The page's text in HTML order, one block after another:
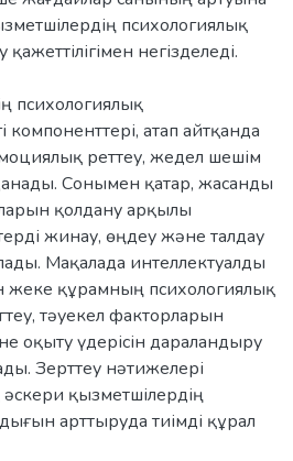
психологиялық
негізделеді.
психологиялық
атап айтқанда
реттеу, жедел шешім
Сонымен қатар, жасанды
қолдану арқылы
жинау, өңдеу және талдау
Мақалада интеллектуалды
жеке құрамның психологиялық
тәуекел факторларын
оқыту үдерісін дараландыру
Зерттеу нәтижелері
қызметшілердің
арттыруда тиімді құрал